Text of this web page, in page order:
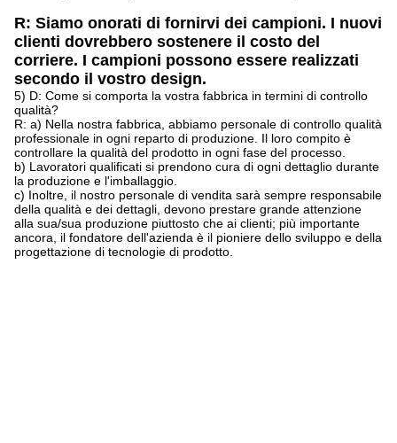
R: Siamo onorati di fornirvi dei campioni. I nuovi
clienti dovrebbero sostenere il costo del
corriere. I campioni possono essere realizzati
secondo il vostro design.
5) D: Come si comporta la vostra fabbrica in termini di controllo
qualità?
R: a) Nella nostra fabbrica, abbiamo personale di controllo qualità
professionale in ogni reparto di produzione. Il loro compito è
controllare la qualità del prodotto in ogni fase del processo.
b) Lavoratori qualificati si prendono cura di ogni dettaglio durante
la produzione e l'imballaggio.
c) Inoltre, il nostro personale di vendita sarà sempre responsabile
della qualità e dei dettagli, devono prestare grande attenzione
alla sua/sua produzione piuttosto che ai clienti; più importante
ancora, il fondatore dell'azienda è il pioniere dello sviluppo e della
progettazione di tecnologie di prodotto.